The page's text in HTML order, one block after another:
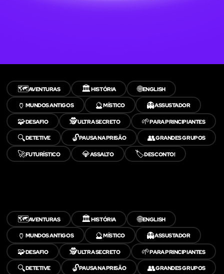
🗺️AVENTURAS 🏛️HISTÓRIA 🌐ENGLISH
🏺 MUNDOS ANTIGOS 🔮MÍSTICO 👻ASSUSTADOR
🧩DESAFIO 🕵️ULTRA SECRETO 🌱PARA PRINCIPIANTES
🔍DETETIVE 🔓PAUSA NA PRISÃO 👥GRANDES GRUPOS
🚀FUTURÍSTICO 💎ASSALTO 🏷️DESCONTO!
🗺️AVENTURAS 🏛️HISTÓRIA 🌐ENGLISH
🏺 MUNDOS ANTIGOS 🔮MÍSTICO 👻ASSUSTADOR
🧩DESAFIO 🕵️ULTRA SECRETO 🌱PARA PRINCIPIANTES
🔍DETETIVE 🔓PAUSA NA PRISÃO 👥GRANDES GRUPOS